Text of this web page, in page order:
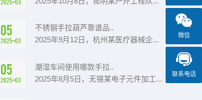
2025-03
05
2025-03
不锈钢手拉葫芦靠谱品..
2025年9月12日，杭州某医疗器械企...
05
2025-03
潮湿车间使用哪款手拉..
2025年8月5日，无锡某电子元件加工...
微信
联系电话